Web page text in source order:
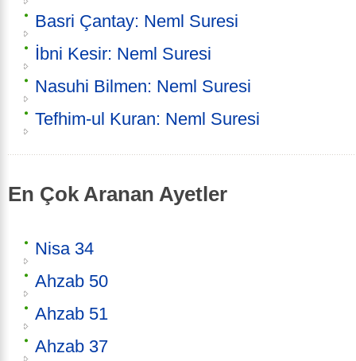
Basri Çantay: Neml Suresi
İbni Kesir: Neml Suresi
Nasuhi Bilmen: Neml Suresi
Tefhim-ul Kuran: Neml Suresi
En Çok Aranan Ayetler
Nisa 34
Ahzab 50
Ahzab 51
Ahzab 37